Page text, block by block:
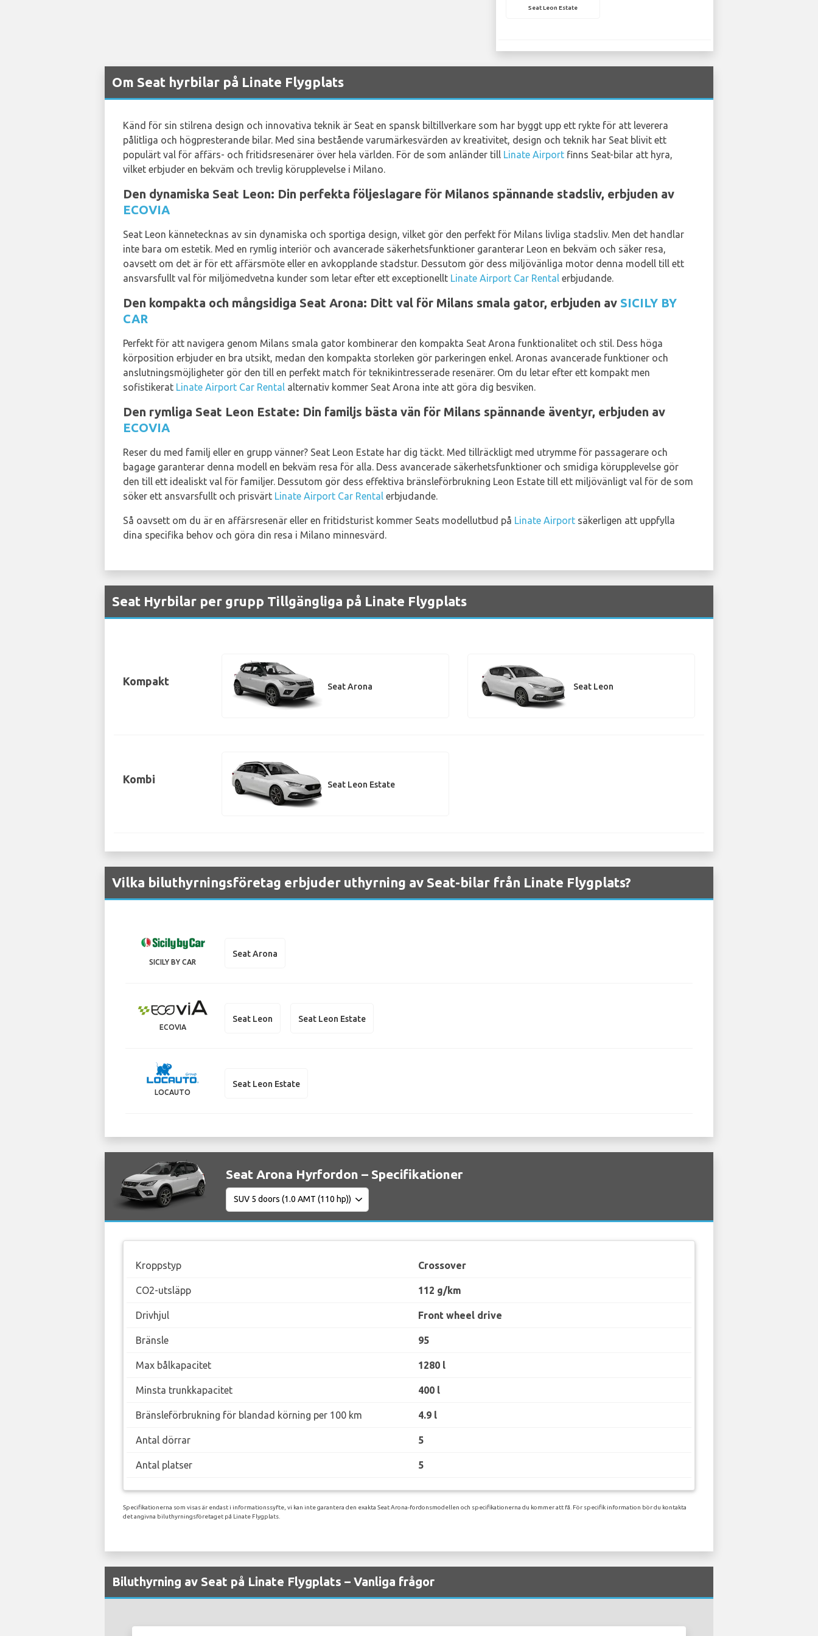
Seat Leon Estate
Om Seat hyrbilar på Linate Flygplats
Känd för sin stilrena design och innovativa teknik är Seat en spansk biltillverkare som har byggt upp ett rykte för att leverera
pålitliga och högpresterande bilar. Med sina bestående varumärkesvärden av kreativitet, design och teknik har Seat blivit ett
populärt val för affärs- och fritidsresenärer över hela världen. För de som anländer till Linate Airport finns Seat-bilar att hyra,
vilket erbjuder en bekväm och trevlig körupplevelse i Milano.
Den dynamiska Seat Leon: Din perfekta följeslagare för Milanos spännande stadsliv, erbjuden av
ECOVIA
Seat Leon kännetecknas av sin dynamiska och sportiga design, vilket gör den perfekt för Milans livliga stadsliv. Men det handlar
inte bara om estetik. Med en rymlig interiör och avancerade säkerhetsfunktioner garanterar Leon en bekväm och säker resa,
oavsett om det är för ett affärsmöte eller en avkopplande stadstur. Dessutom gör dess miljövänliga motor denna modell till ett
ansvarsfullt val för miljömedvetna kunder som letar efter ett exceptionellt Linate Airport Car Rental erbjudande.
Den kompakta och mångsidiga Seat Arona: Ditt val för Milans smala gator, erbjuden av SICILY BY
CAR
Perfekt för att navigera genom Milans smala gator kombinerar den kompakta Seat Arona funktionalitet och stil. Dess höga
körposition erbjuder en bra utsikt, medan den kompakta storleken gör parkeringen enkel. Aronas avancerade funktioner och
anslutningsmöjligheter gör den till en perfekt match för teknikintresserade resenärer. Om du letar efter ett kompakt men
sofistikerat Linate Airport Car Rental alternativ kommer Seat Arona inte att göra dig besviken.
Den rymliga Seat Leon Estate: Din familjs bästa vän för Milans spännande äventyr, erbjuden av
ECOVIA
Reser du med familj eller en grupp vänner? Seat Leon Estate har dig täckt. Med tillräckligt med utrymme för passagerare och
bagage garanterar denna modell en bekväm resa för alla. Dess avancerade säkerhetsfunktioner och smidiga körupplevelse gör
den till ett idealiskt val för familjer. Dessutom gör dess effektiva bränsleförbrukning Leon Estate till ett miljövänligt val för de som
söker ett ansvarsfullt och prisvärt Linate Airport Car Rental erbjudande.
Så oavsett om du är en affärsresenär eller en fritidsturist kommer Seats modellutbud på Linate Airport säkerligen att uppfylla
dina specifika behov och göra din resa i Milano minnesvärd.
Seat Hyrbilar per grupp Tillgängliga på Linate Flygplats
Kompakt Seat Arona Seat Leon
Kombi Seat Leon Estate
Vilka biluthyrningsföretag erbjuder uthyrning av Seat-bilar från Linate Flygplats?
SICILY BY CAR
Seat Arona
ECOVIA
Seat Leon Seat Leon Estate
LOCAUTO
Seat Leon Estate
Seat Arona Hyrfordon – Specifikationer
Kroppstyp Crossover
CO2-utsläpp 112 g/km
Drivhjul Front wheel drive
Bränsle 95
Max bålkapacitet 1280 l
Minsta trunkkapacitet 400 l
Bränsleförbrukning för blandad körning per 100 km 4.9 l
Antal dörrar 5
Antal platser 5
Specifikationerna som visas är endast i informationssyfte, vi kan inte garantera den exakta Seat Arona-fordonsmodellen och specifikationerna du kommer att få. För specifik information bör du kontakta
det angivna biluthyrningsföretaget på Linate Flygplats.
Biluthyrning av Seat på Linate Flygplats – Vanliga frågor